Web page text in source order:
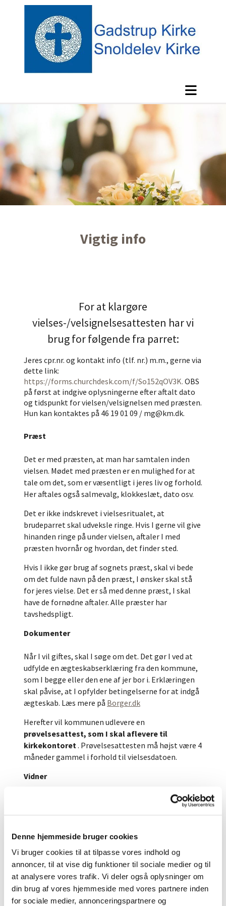
Denne hjemmeside bruger cookies
Vi bruger cookies til at tilpasse vores indhold og
annoncer, til at vise dig funktioner til sociale medier og til
at analysere vores trafik. Vi deler også oplysninger om
din brug af vores hjemmeside med vores partnere inden
for sociale medier, annonceringspartnere og
Vigtig info
For at klargøre
vielses-/velsignelsesattesten har vi
brug for følgende fra parret:
Jeres cpr.nr. og kontakt info (tlf. nr.) m.m., gerne via
dette link:
https://forms.churchdesk.com/f/So152qOV3K. OBS
på først at indgive oplysningerne efter aftalt dato
og tidspunkt for vielsen/velsignelsen med præsten.
Hun kan kontaktes på 46 19 01 09 / mg@km.dk.
Præst
Det er med præsten, at man har samtalen inden
vielsen. Mødet med præsten er en mulighed for at
tale om det, som er væsentligt i jeres liv og forhold.
Her aftales også salmevalg, klokkeslæt, dato osv.
Det er ikke indskrevet i vielsesritualet, at
brudeparret skal udveksle ringe. Hvis I gerne vil give
hinanden ringe på under vielsen, aftaler I med
præsten hvornår og hvordan, det finder sted.
Hvis I ikke gør brug af sognets præst, skal vi bede
om det fulde navn på den præst, I ønsker skal stå
for jeres vielse. Det er så med denne præst, I skal
have de fornødne aftaler. Alle præster har
tavshedspligt.
Dokumenter
Når I vil giftes, skal I søge om det. Det gør I ved at
udfylde en ægteskabserklæring fra den kommune,
som I begge eller den ene af jer bor i. Erklæringen
skal påvise, at I opfylder betingelserne for at indgå
ægteskab. Læs mere på Borger.dk
Herefter vil kommunen udlevere en
prøvelsesattest, som I skal aflevere til
kirkekontoret . Prøvelsesattesten må højst være 4
måneder gammel i forhold til vielsesdatoen.
Vidner
Kirkekontoret skal
, der er til stede
udgiver jer for at være. Vidnernes navne og adresser
familiemedlemmer, som er tilstede i kirken til jeres
bryllup. Hvis I gerne vil have en privat vielse, hvor
kun I selv er tilstede, kan præsten hjælpe jer med at
finde vidner.